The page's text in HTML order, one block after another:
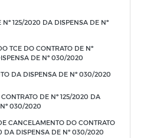
Nº 125/2020 DA DISPENSA DE Nº
TCE DO CONTRATO DE Nº
DE Nº 030/2020
DA DISPENSA DE Nº 030/2020
DE Nº 125/2020 DA
030/2020
CANCELAMENTO DO CONTRATO
DA DISPENSA DE Nº 030/2020